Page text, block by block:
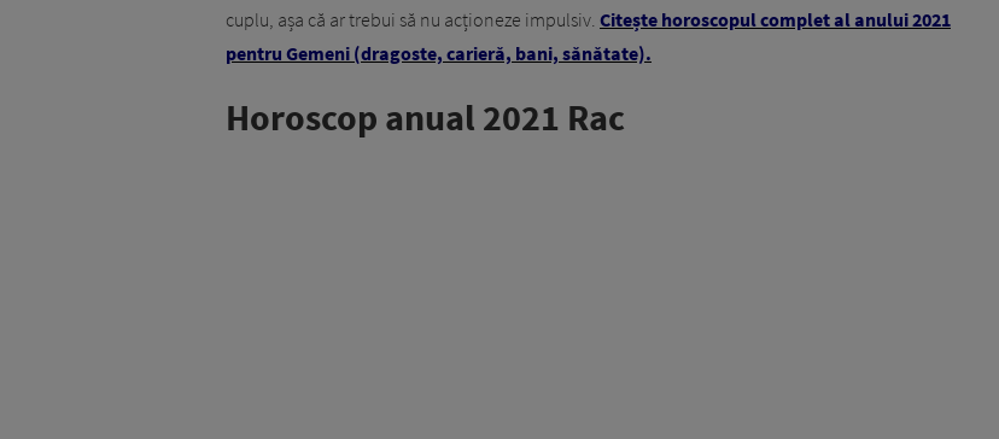
cuplu, așa că ar trebui să nu acționeze impulsiv. Citește horoscopul complet al anului 2021
pentru Gemeni (dragoste, carieră, bani, sănătate).
Horoscop anual 2021 Rac